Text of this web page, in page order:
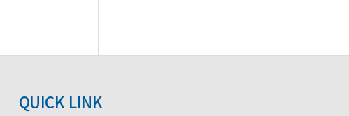
QUICK LINK